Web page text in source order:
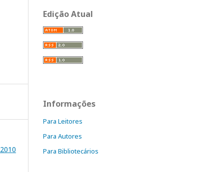
Edição Atual
Informações
Para Leitores
Para Autores
Para Bibliotecários